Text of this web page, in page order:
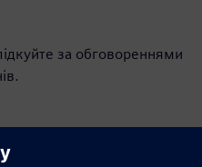
за обговореннями